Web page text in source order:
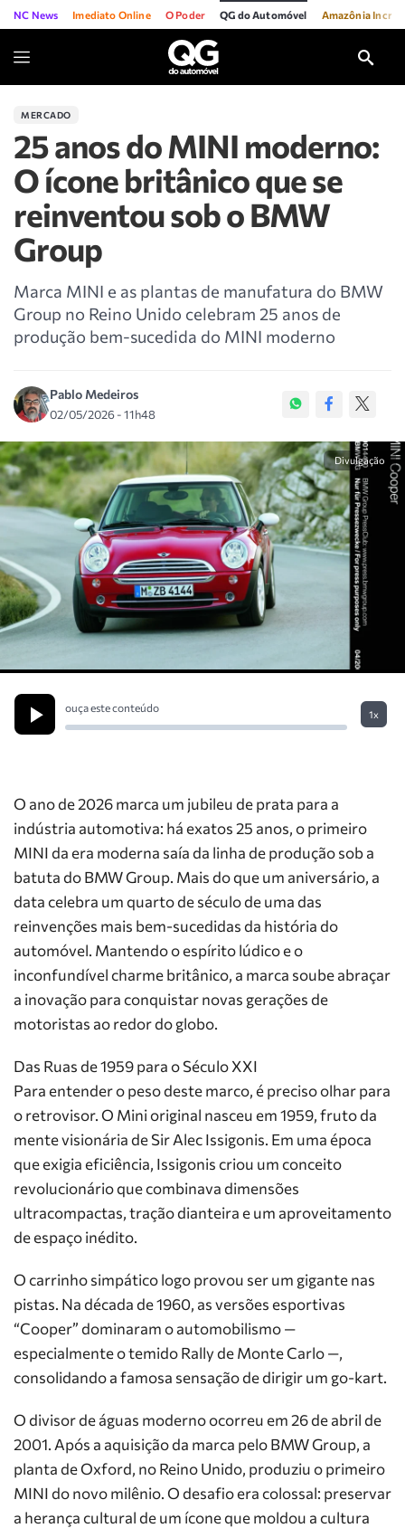
NC News Imediato Online O Poder QG do Automóvel Amazônia
MERCADO
25 anos do MINI moderno:
O ícone britânico que se
reinventou sob o BMW
Group
Marca MINI e as plantas de manufatura do BMW
Group no Reino Unido celebram 25 anos de
produção bem-sucedida do MINI moderno
Pablo Medeiros
02/05/2026 - 11h48
Divulgação
ouça este conteúdo
1x
O ano de 2026 marca um jubileu de prata para a
indústria automotiva: há exatos 25 anos, o primeiro
MINI da era moderna saía da linha de produção sob a
batuta do BMW Group. Mais do que um aniversário, a
data celebra um quarto de século de uma das
reinvenções mais bem-sucedidas da história do
automóvel. Mantendo o espírito lúdico e o
inconfundível charme britânico, a marca soube abraçar
a inovação para conquistar novas gerações de
motoristas ao redor do globo.
Das Ruas de 1959 para o Século XXI
Para entender o peso deste marco, é preciso olhar para
o retrovisor. O Mini original nasceu em 1959, fruto da
mente visionária de Sir Alec Issigonis. Em uma época
que exigia eficiência, Issigonis criou um conceito
revolucionário que combinava dimensões
ultracompactas, tração dianteira e um aproveitamento
de espaço inédito.
O carrinho simpático logo provou ser um gigante nas
pistas. Na década de 1960, as versões esportivas
“Cooper” dominaram o automobilismo —
especialmente o temido Rally de Monte Carlo —,
consolidando a famosa sensação de dirigir um go-kart.
O divisor de águas moderno ocorreu em 26 de abril de
2001. Após a aquisição da marca pelo BMW Group, a
planta de Oxford, no Reino Unido, produziu o primeiro
MINI do novo milênio. O desafio era colossal: preservar
a herança cultural de um ícone que moldou a cultura